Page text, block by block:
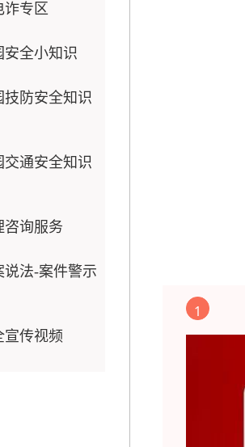
诈专区
安全小知识
技防安全知识
交通安全知识
咨询服务
说法-案件警示
宣传视频
1